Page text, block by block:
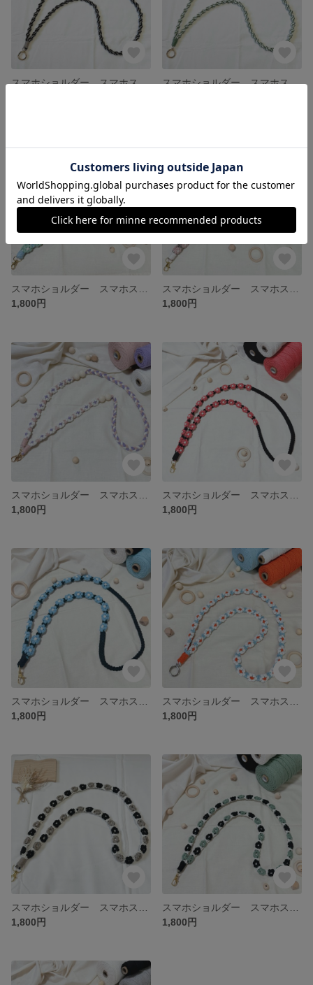
スマホショルダー スマホストラップ マクラメ編み パラコード お花モチーフ no.11
スマホショルダー スマホストラップ マクラメ編み パラコード お花モチーフ no.10
1,800円
1,800円
1,800円
1,800円
1,800円
1,800円
1,800円
1,800円